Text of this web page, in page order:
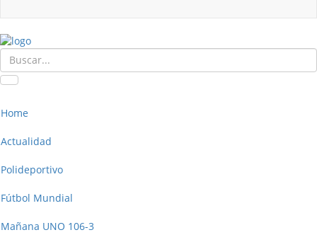
Home
Actualidad
Polideportivo
Fútbol Mundial
Mañana UNO 106-3